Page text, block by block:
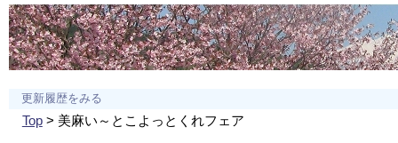
更新履歴をみる
Top> 美麻い～とこよっとくれフェア